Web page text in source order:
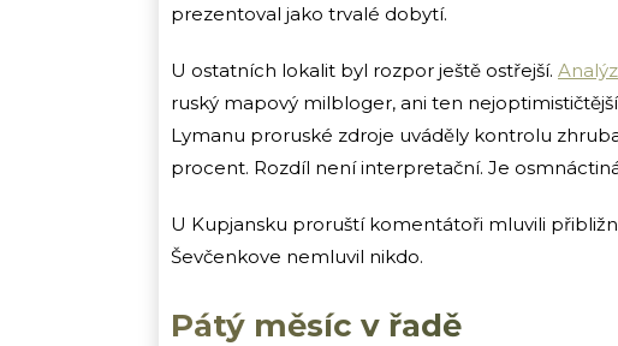
prezentoval jako trvalé dobytí.
U ostatních lokalit byl rozpor ještě ostřejší.
ruský mapový milbloger, ani ten
Lymanu proruské zdroje uváděly kontrolu
procent. Rozdíl není interpretační. Je
U Kupjansku proruští komentátoři mluvili
Ševčenkove nemluvil nikdo.
Pátý měsíc v řadě